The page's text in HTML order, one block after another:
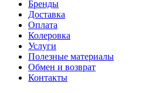
Бренды
Доставка
Оплата
Колеровка
Услуги
Полезные материалы
Обмен и возврат
Контакты